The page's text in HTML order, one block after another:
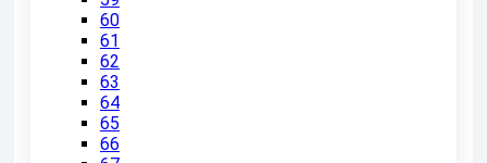
60
61
62
63
64
65
66